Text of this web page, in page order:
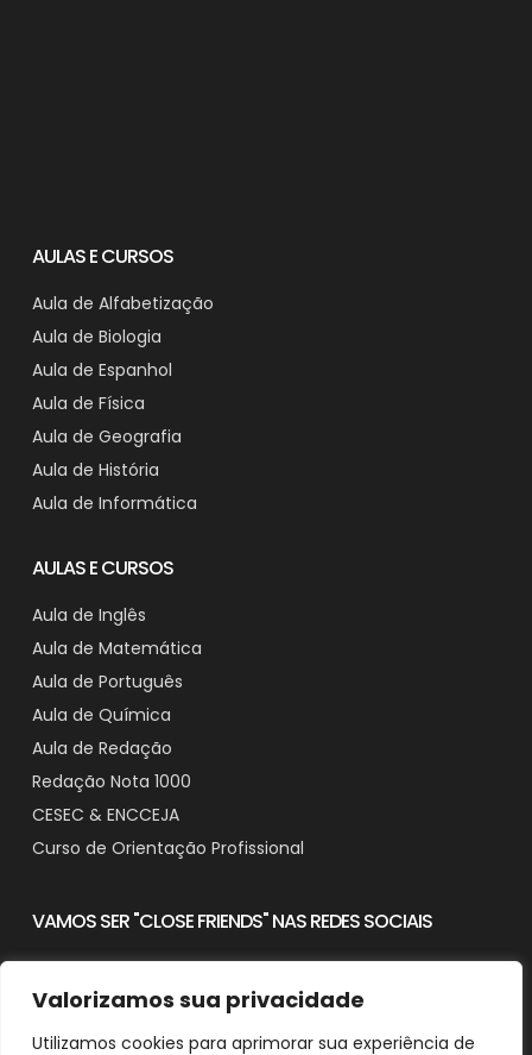
Valorizamos sua privacidade
Utilizamos cookies para aprimorar sua experiência de
AULAS E CURSOS
Aula de Alfabetização
Aula de Biologia
Aula de Espanhol
Aula de Física
Aula de Geografia
Aula de História
Aula de Informática
AULAS E CURSOS
Aula de Inglês
Aula de Matemática
Aula de Português
Aula de Química
Aula de Redação
Redação Nota 1000
CESEC & ENCCEJA
Curso de Orientação Profissional
VAMOS SER "CLOSE FRIENDS" NAS REDES SOCIAIS